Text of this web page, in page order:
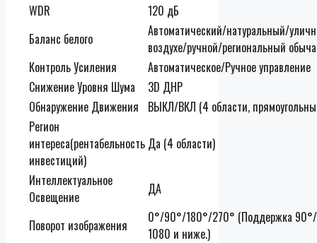
WDR
120 дБ
Баланс белого
Автоматический/натуральный/
воздухе/ручной/региональный
Контроль Усиления
Автоматическое/Ручное управление
Снижение Уровня Шума
3D ДНР
Обнаружение Движения
ВЫКЛ/ВКЛ (4 области,
Регион
интереса(рентабельность
инвестиций)
Да (4 области)
Интеллектуальное
Освещение
ДА
Поворот изображения
0°/90°/180°/270° (Поддержка 90°/
1080 и ниже.)